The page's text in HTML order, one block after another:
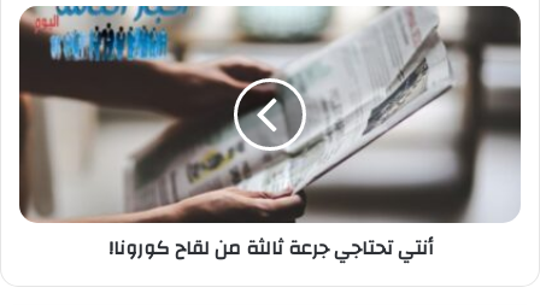
أنتي
تحتاجي
جرعة
ثالثة
من
لقاح
كورونا!
أنتي تحتاجي جرعة ثالثة من لقاح كورونا!